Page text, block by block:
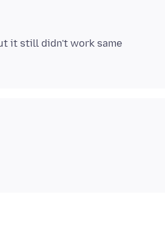
it still didn't work same